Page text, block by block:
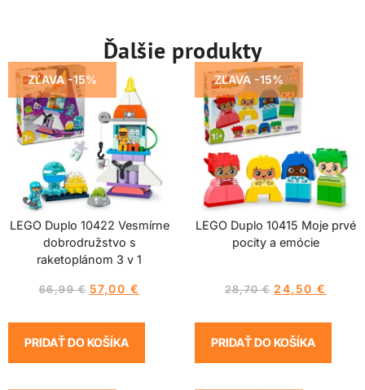
Ďalšie produkty
ZĽAVA -15%
LEGO Duplo 10422 Vesmírne
dobrodružstvo s
raketoplánom 3 v 1
66,99€ 57,00 €
PRIDAŤ DO KOŠÍKA
ZĽAVA -15%
LEGO Duplo 10415 Moje prvé
pocity a emócie
28,70€ 24,50€
PRIDAŤ DO KOŠÍKA